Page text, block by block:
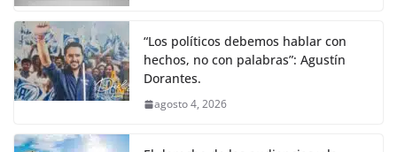
“Los políticos debemos hablar con
hechos, no con palabras”: Agustín
Dorantes.
agosto 4, 2026